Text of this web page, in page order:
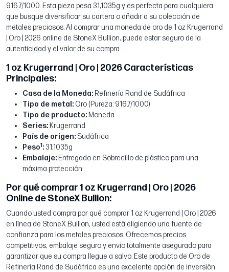
916.7/1000. Esta pieza pesa 31,1035g y es perfecta para cualquiera
que busque diversificar su cartera o añadir a su colección de
metales preciosos. Al comprar una moneda de oro de 1 oz Krugerrand
| Oro | 2026 online de StoneX Bullion, puede estar seguro de la
autenticidad y el valor de su compra.
1 oz Krugerrand | Oro | 2026 Características
Principales:
Casa de la Moneda: Refinería Rand de Sudáfrica
Tipo de metal: Oro (Pureza: 916.7/1000)
Tipo de producto: Moneda
Series: Krugerrand
País de origen: Sudáfrica
Peso1: 31,1035g
Embalaje: Entregado en Sobrecillo de plástico para una
máxima protección.
Por qué comprar 1 oz Krugerrand | Oro | 2026
Online de StoneX Bullion:
Cuando usted compra por qué comprar 1 oz Krugerrand | Oro | 2026
en línea de StoneX Bullion, usted está eligiendo una fuente de
confianza para los metales preciosos. Ofrecemos precios
competitivos, embalaje seguro y envío totalmente asegurado para
garantizar que su compra llegue a salvo. Este producto de Oro de
Refinería Rand de Sudáfrica es una excelente opción de inversión